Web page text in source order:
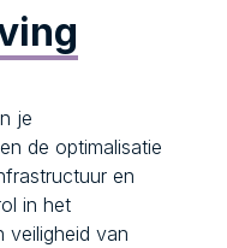
je
de optimalisatie
en
in het
veiligheid van